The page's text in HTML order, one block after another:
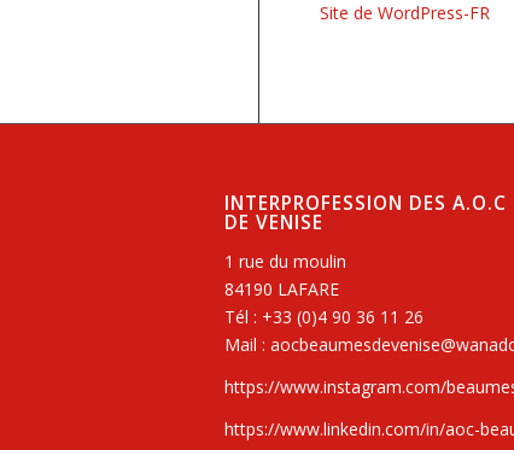
Site de WordPress-FR
INTERPROFESSION DES A.O.C
DE VENISE
1 rue du moulin
84190 LAFARE
Tél : +33 (0)4 90 36 11 26
Mail :
https://www.instagram.com/
https://www.linkedin.com/in/aoc-